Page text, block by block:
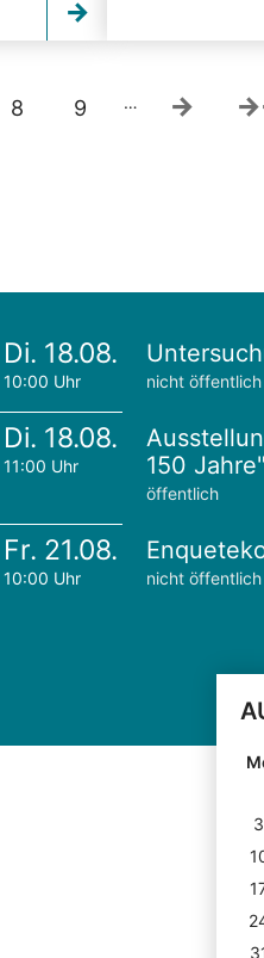
8 9 …
Di. 18.08.
10:00 Uhr nicht öffentlich
Di. 18.08.
11:00 Uhr
150 Jahre"
öffentlich
Fr. 21.08.
10:00 Uhr nicht öffentlich
3